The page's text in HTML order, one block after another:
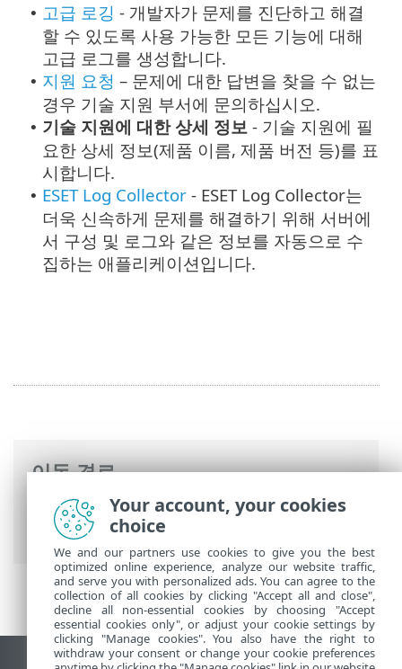
이동 경로
ESET 온라인 도움말>ESET Mail Security>
고급 설정
> 도움말 및 지원
• 고급 로깅 - 개발자가 문제를 진단하고 해결
할 수 있도록 사용 가능한 모든 기능에 대해
고급 로그를 생성합니다.
• 지원 요청 – 문제에 대한 답변을 찾을 수 없는
경우 기술 지원 부서에 문의하십시오.
• 기술 지원에 대한 상세 정보 - 기술 지원에 필
요한 상세 정보(제품 이름, 제품 버전 등)를 표
시합니다.
• ESET Log Collector - ESET Log Collector는
더욱 신속하게 문제를 해결하기 위해 서버에
서 구성 및 로그와 같은 정보를 자동으로 수
집하는 애플리케이션입니다.
Your account, your cookies
choice
We and our partners use cookies to give you the best
optimized online experience, analyze our website traffic,
and serve you with personalized ads. You can agree to the
collection of all cookies by clicking "Accept all and close",
decline all non-essential cookies by choosing "Accept
essential cookies only", or adjust your cookie settings by
clicking "Manage cookies". You also have the right to
withdraw your consent or change your cookie preferences